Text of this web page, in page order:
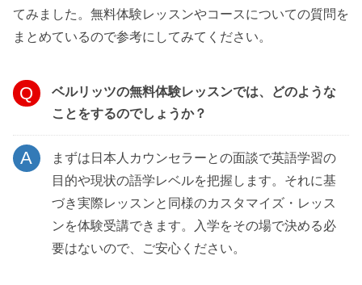
てみました。無料体験レッスンやコースについての質問を
まとめているので参考にしてみてください。
ベルリッツの無料体験レッスンでは、どのような
ことをするのでしょうか？
まずは日本人カウンセラーとの面談で英語学習の
目的や現状の語学レベルを把握します。それに基
づき実際レッスンと同様のカスタマイズ・レッス
ンを体験受講できます。入学をその場で決める必
要はないので、ご安心ください。